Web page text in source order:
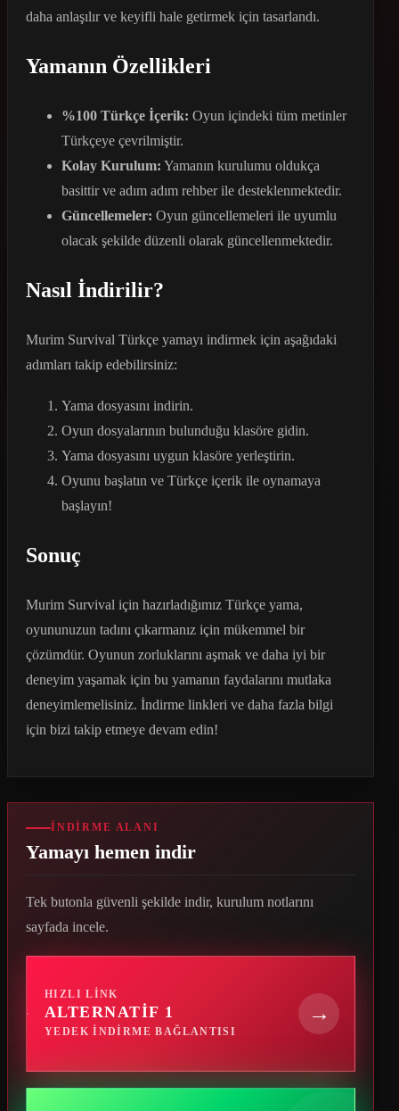
daha anlaşılır ve keyifli hale getirmek için tasarlandı.
Yamanın Özellikleri
%100 Türkçe İçerik: Oyun içindeki tüm metinler
Türkçeye çevrilmiştir.
Kolay Kurulum: Yamanın kurulumu oldukça
basittir ve adım adım rehber ile desteklenmektedir.
Güncellemeler: Oyun güncellemeleri ile uyumlu
olacak şekilde düzenli olarak güncellenmektedir.
Nasıl İndirilir?
Murim Survival Türkçe yamayı indirmek için aşağıdaki
adımları takip edebilirsiniz:
Yama dosyasını indirin.
Oyun dosyalarının bulunduğu klasöre gidin.
Yama dosyasını uygun klasöre yerleştirin.
Oyunu başlatın ve Türkçe içerik ile oynamaya
başlayın!
Sonuç
Murim Survival için hazırladığımız Türkçe yama,
oyununuzun tadını çıkarmanız için mükemmel bir
çözümdür. Oyunun zorluklarını aşmak ve daha iyi bir
deneyim yaşamak için bu yamanın faydalarını mutlaka
deneyimlemelisiniz. İndirme linkleri ve daha fazla bilgi
için bizi takip etmeye devam edin!
İNDIRME ALANI
Yamayı hemen indir
Tek butonla güvenli şekilde indir, kurulum notlarını
sayfada incele.
HIZLI LINK
ALTERNATIF 1
YEDEK INDIRME BAĞLANTISI
→